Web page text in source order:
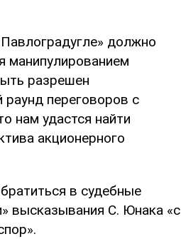
должно
манипулированием
разрешен
переговоров с
нам удастся найти
акционерного
в судебные
высказывания С. Юнака «с